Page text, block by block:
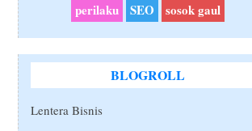
perilaku
SEO sosok gaul
BLOGROLL
Lentera Bisnis